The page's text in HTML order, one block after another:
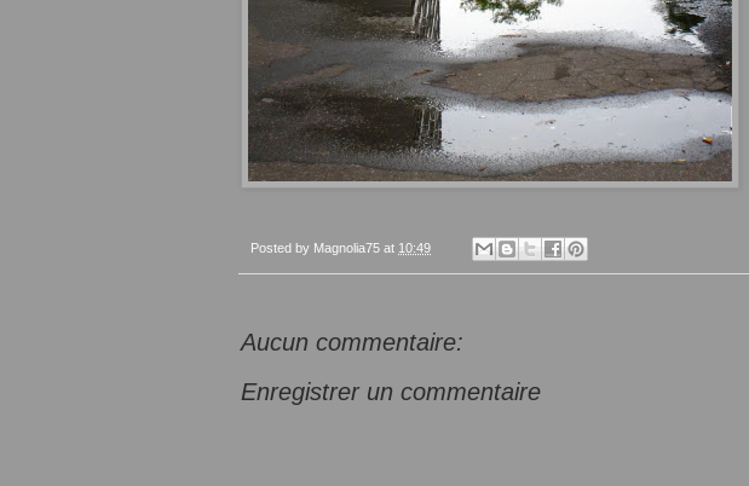
Posted by Magnolia75 at 10:49
Aucun commentaire:
Enregistrer un commentaire